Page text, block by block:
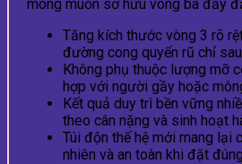
mong muốn sở hữu vòng ba đầy
Tăng kích thước vòng 3 rõ
đường cong quyến rũ chỉ
Không phụ thuộc lượng mỡ
hợp với người gầy hoặc
Kết quả duy trì bền vững
theo cân nặng và sinh hoạt
Túi độn thế hệ mới mang lại
nhiên và an toàn khi đặt